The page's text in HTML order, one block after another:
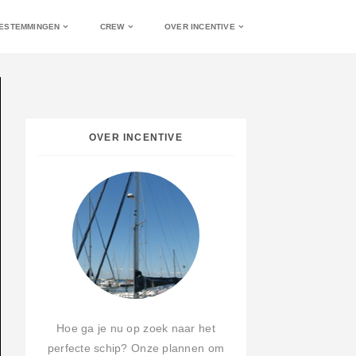
CREW OVER INCENTIVE
OVER INCENTIVE
Hoe ga je nu op zoek naar het
perfecte schip? Onze plannen om